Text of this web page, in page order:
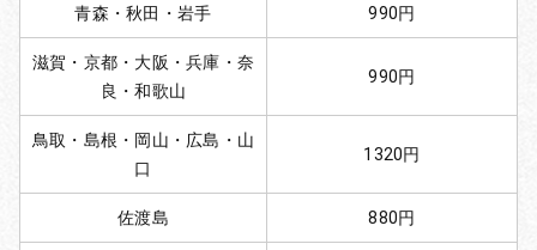
青森・秋田・岩手 990円
滋賀・京都・大阪・兵庫・奈
良・和歌山
990円
鳥取・島根・岡山・広島・山
口
1320円
佐渡島 880円